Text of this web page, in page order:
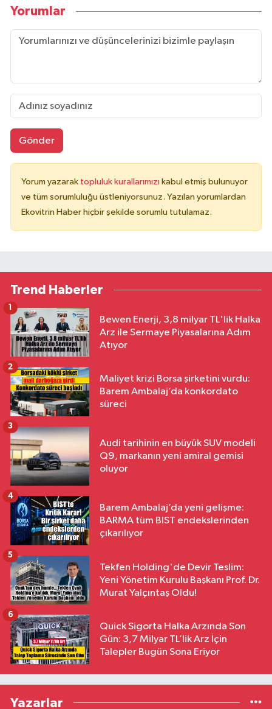
Yorumlar
Gönder
Yorum yazarak topluluk kurallarımızı kabul etmiş bulunuyor
ve tüm sorumluluğu üstleniyorsunuz. Yazılan yorumlardan
Ekovitrin Haber hiçbir şekilde sorumlu tutulamaz.
Trend Haberler
Bewen Enerji, 3,8 milyar TL'lik Halka
Arz ile Sermaye Piyasalarına Adım
Atıyor
1
Maliyet krizi Borsa şirketini vurdu:
Barem Ambalaj’da konkordato
süreci
2
Audi tarihinin en büyük SUV modeli
Q9, markanın yeni amiral gemisi
oluyor
3
Barem Ambalaj’da yeni gelişme:
BARMA tüm BIST endekslerinden
çıkarılıyor
4
Tekfen Holding'de Devir Teslim:
Yeni Yönetim Kurulu Başkanı Prof. Dr.
Murat Yalçıntaş Oldu!
5
Quick Sigorta Halka Arzında Son
Gün: 3,7 Milyar TL’lik Arz İçin
Talepler Bugün Sona Eriyor
6
Yazarlar